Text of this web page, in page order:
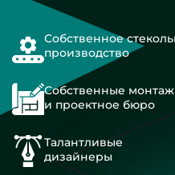
Собственное
производство
Собственные
и проектное бюро
Талантливые
дизайнеры